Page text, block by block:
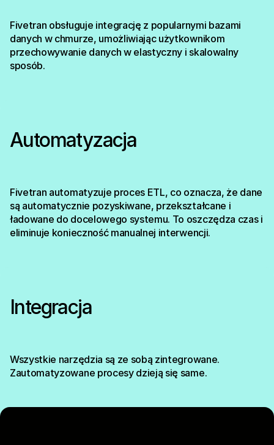
Fivetran obsługuje integrację z popularnymi bazami
danych w chmurze, umożliwiając użytkownikom
przechowywanie danych w elastyczny i skalowalny
sposób.
Automatyzacja
Fivetran automatyzuje proces ETL, co oznacza, że dane
są automatycznie pozyskiwane, przekształcane i
ładowane do docelowego systemu. To oszczędza czas i
eliminuje konieczność manualnej interwencji.
Integracja
Wszystkie narzędzia są ze sobą zintegrowane.
Zautomatyzowane procesy dzieją się same.